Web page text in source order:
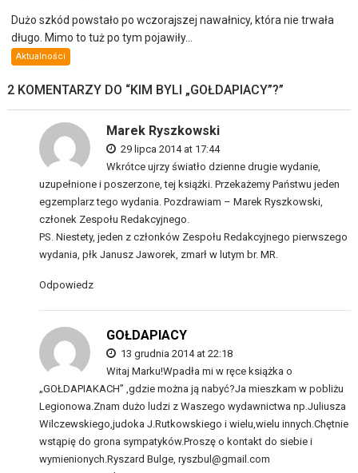
Dużo szkód powstało po wczorajszej nawałnicy, która nie trwała
długo. Mimo to tuż po tym pojawiły...
Aktualności
2 KOMENTARZY DO “KIM BYLI „GOŁDAPIACY”?”
Marek Ryszkowski
29 lipca 2014 at 17:44
Wkrótce ujrzy światło dzienne drugie wydanie,
uzupełnione i poszerzone, tej książki. Przekażemy Państwu jeden
egzemplarz tego wydania. Pozdrawiam – Marek Ryszkowski,
członek Zespołu Redakcyjnego.
PS. Niestety, jeden z członków Zespołu Redakcyjnego pierwszego
wydania, płk Janusz Jaworek, zmarł w lutym br. MR.
Odpowiedz
GOŁDAPIACY
13 grudnia 2014 at 22:18
Witaj Marku!Wpadła mi w ręce książka o
„GOŁDAPIAKACH” ,gdzie można ją nabyć?Ja mieszkam w pobliżu
Legionowa.Znam dużo ludzi z Waszego wydawnictwa np.Juliusza
Wilczewskiego,judoka J.Rutkowskiego i wielu,wielu innych.Chętnie
wstąpię do grona sympatyków.Proszę o kontakt do siebie i
wymienionych.Ryszard Bulge, ryszbul@gmail.com